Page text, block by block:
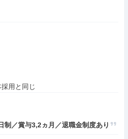
制／賞与3,2ヵ月／退職金制度あり